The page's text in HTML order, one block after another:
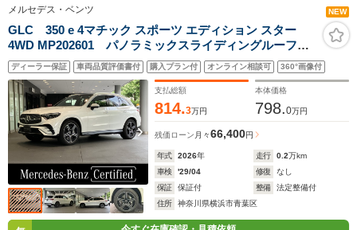
メルセデス・ベンツ NEW
GLC 350 e 4マチック スポーツ エディション スター
4WD MP202601 パノラミックスライディングルーフ
電動リヤゲート メモリー付きパワーシート シートヒ
ーター 360度カメラシステム アンビエントライト レ
ーダーセーフティパッケージ
ディーラー保証 車両品質評価書付 購入プラン付 オンライン相談可 360°画像付
支払総額
814.3万円
本体価格
798.0万円
残価ローン 月々66,400円
年式 2026年 走行 0.2万km
車検
'29/04 修復
なし
保証
保証付 整備
法定整備付
住所
神奈川県横浜市青葉区